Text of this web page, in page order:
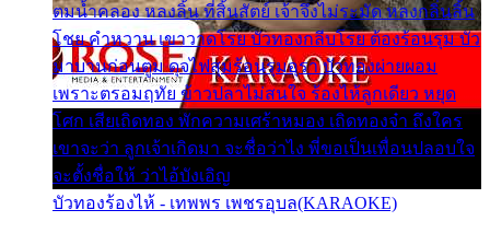
ตมน้ำคลอง หลงลิ้น ที่สิ้นสัตย์ เจ้าจึงไม่ระมัด หลงกลิ่นลิ้น
โชย คำหวาน เขาวาดโรย บัวทองกลีบโรย ต้องร้อนรุม บัว
มาบานก่อนตูม ดุจไฟสุมร้อนรุมอุรา บัวทองผ่ายผอม
เพราะตรอมฤทัย ข้าวปลาไม่สนใจ ร้องไห้ลูกเดียว หยุด
โศก เสียเถิดทอง พักความเศร้าหมอง เถิดทองจ๋า ถึงใคร
เขาจะว่า ลูกเจ้าเกิดมา จะชื่อว่าไง พี่ขอเป็นเพื่อนปลอบใจ
จะตั้งชื่อให้ ว่าไอ้บังเอิญ
บัวทองร้องไห้ - เทพพร เพชรอุบล(KARAOKE)